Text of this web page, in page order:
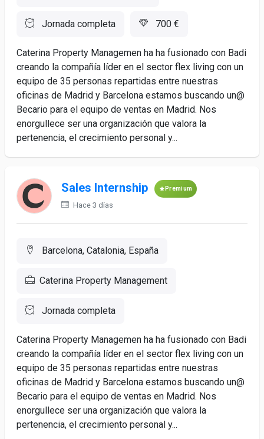
Jornada completa 700 €
Caterina Property Managemen ha ha fusionado con Badi
creando la compañía líder en el sector flex living con un
equipo de 35 personas repartidas entre nuestras
oficinas de Madrid y Barcelona estamos buscando un@
Becario para el equipo de ventas en Madrid. Nos
enorgullece ser una organización que valora la
pertenencia, el crecimiento personal y...
Sales Internship Premium
Hace 3 días
Barcelona, Catalonia, España
Caterina Property Management
Jornada completa
Caterina Property Managemen ha ha fusionado con Badi
creando la compañía líder en el sector flex living con un
equipo de 35 personas repartidas entre nuestras
oficinas de Madrid y Barcelona estamos buscando un@
Becario para el equipo de ventas en Madrid. Nos
enorgullece ser una organización que valora la
pertenencia, el crecimiento personal y...